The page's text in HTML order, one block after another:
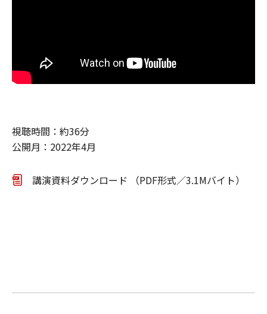
視聴時間：約36分
公開月：2022年4月
講演資料ダウンロード （PDF形式／3.1Mバイト）